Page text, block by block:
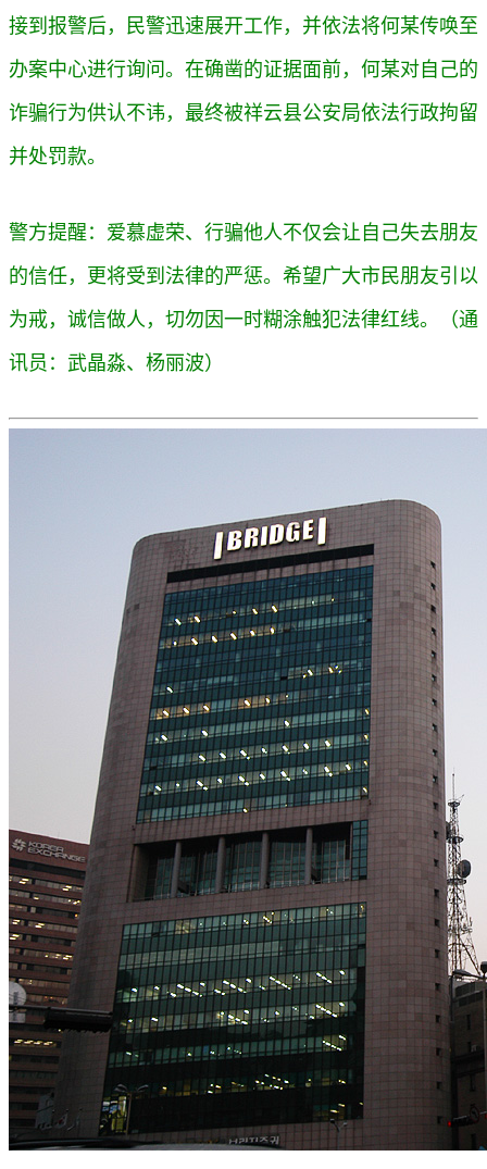
接到报警后，民警迅速展开工作，并依法将何某传唤至
办案中心进行询问。在确凿的证据面前，何某对自己的
诈骗行为供认不讳，最终被祥云县公安局依法行政拘留
并处罚款。
警方提醒：爱慕虚荣、行骗他人不仅会让自己失去朋友
的信任，更将受到法律的严惩。希望广大市民朋友引以
为戒，诚信做人，切勿因一时糊涂触犯法律红线。（通
讯员：武晶淼、杨丽波）